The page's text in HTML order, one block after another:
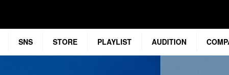
SNS STORE PLAYLIST AUDITION